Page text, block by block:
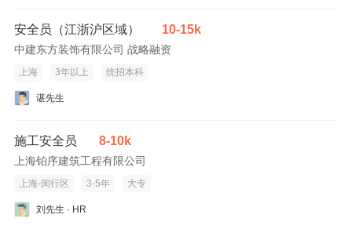
安全员（江浙沪区域） 10-15k
中建东方装饰有限公司 战略融资
上海 3年以上 统招本科
谌先生
施工安全员 8-10k
上海铂序建筑工程有限公司
上海-闵行区 3-5年 大专
刘先生 · HR